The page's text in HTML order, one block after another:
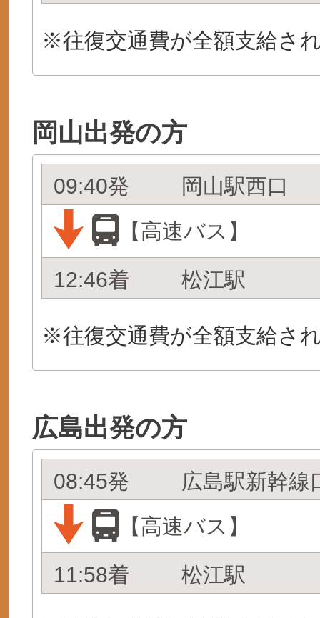
※往復交通費が全額支給さ
岡山出発の方
09:40発
岡山駅西口
【高速バス】
12:46着 松江駅
※往復交通費が全額支給さ
広島出発の方
08:45発
広島駅新幹線
【高速バス】
11:58着 松江駅